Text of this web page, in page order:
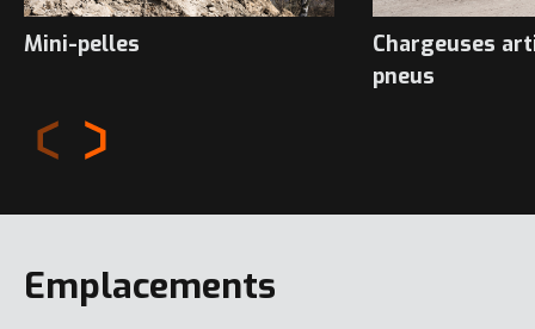
Mini-pelles
Chargeuses
pneus
Emplacements